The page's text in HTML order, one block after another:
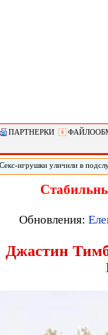
ПАРТНЕРКИ
игрушки уличили в
секс-игрушки,
телефона. .
Обновления:
Джастин